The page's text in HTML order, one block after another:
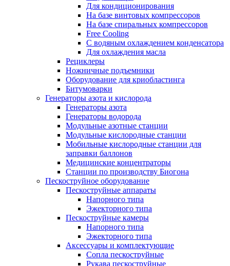
Для кондиционирования
На базе винтовых компрессоров
На базе спиральных компрессоров
Free Cooling
С водяным охлаждением конденсатора
Для охлаждения масла
Рециклеры
Ножничные подъемники
Оборудование для криобластинга
Битумоварки
Генераторы азота и кислорода
Генераторы азота
Генераторы водорода
Модульные азотные станции
Модульные кислородные станции
Мобильные кислородные станции для
заправки баллонов
Медицинские концентраторы
Станции по производству Биогона
Пескоструйное оборудование
Пескоструйные аппараты
Напорного типа
Эжекторного типа
Пескоструйные камеры
Напорного типа
Эжекторного типа
Аксессуары и комплектующие
Сопла пескоструйные
Рукава пескоструйные